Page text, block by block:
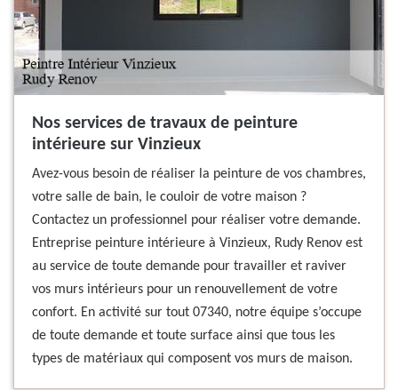
Nos services de travaux de peinture
intérieure sur Vinzieux
Avez-vous besoin de réaliser la peinture de vos chambres,
votre salle de bain, le couloir de votre maison ?
Contactez un professionnel pour réaliser votre demande.
Entreprise peinture intérieure à Vinzieux, Rudy Renov est
au service de toute demande pour travailler et raviver
vos murs intérieurs pour un renouvellement de votre
confort. En activité sur tout 07340, notre équipe s’occupe
de toute demande et toute surface ainsi que tous les
types de matériaux qui composent vos murs de maison.